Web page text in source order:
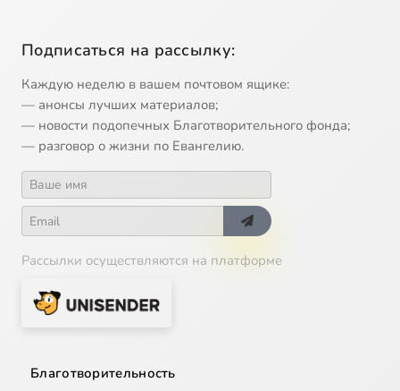
Подписаться на рассылку:
Каждую неделю в вашем почтовом ящике:
— анонсы лучших материалов;
— новости подопечных Благотворительного фонда;
— разговор о жизни по Евангелию.
Рассылки осуществляются на платформе
Благотворительность